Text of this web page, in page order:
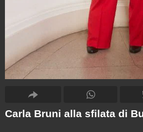
Carla Bruni alla sfilata di